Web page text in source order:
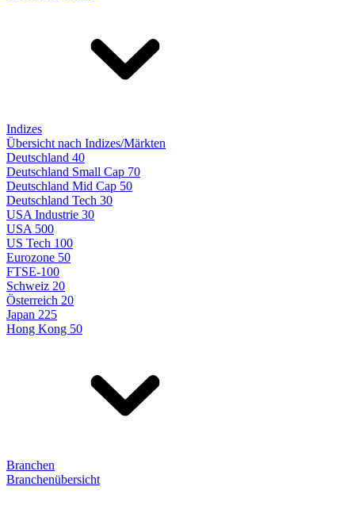
Indizes
Übersicht nach Indizes/Märkten
Deutschland 40
Deutschland Small Cap 70
Deutschland Mid Cap 50
Deutschland Tech 30
USA Industrie 30
USA 500
US Tech 100
Eurozone 50
FTSE-100
Schweiz 20
Österreich 20
Japan 225
Hong Kong 50
Branchen
Branchenübersicht